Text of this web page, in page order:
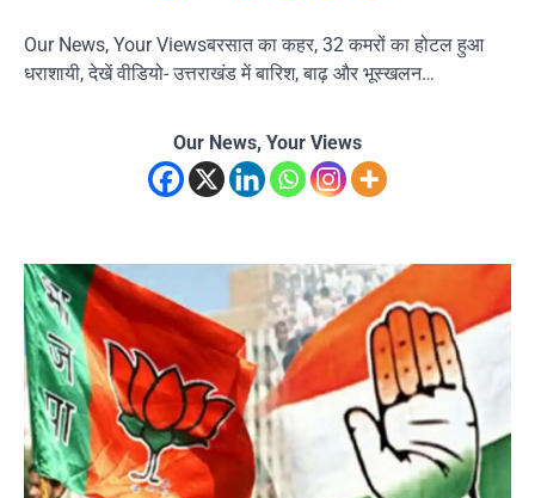
Our News, Your Viewsबरसात का कहर, 32 कमरों का होटल हुआ
धराशायी, देखें वीडियो- उत्तराखंड में बारिश, बाढ़ और भूस्खलन…
Our News, Your Views